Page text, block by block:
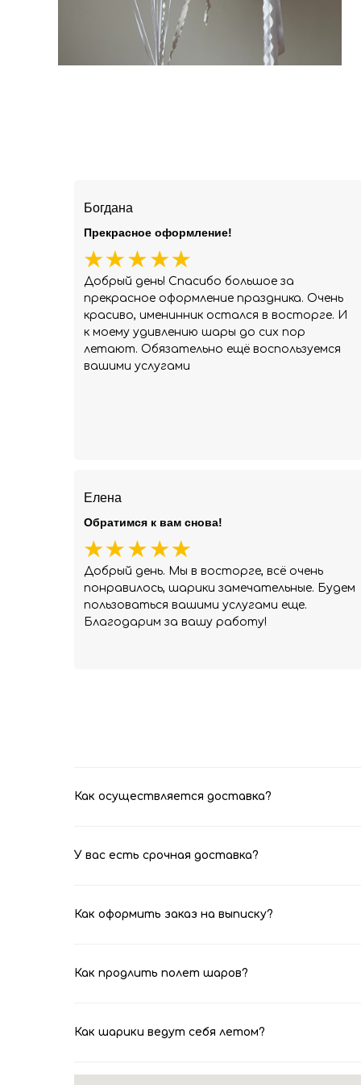
Елена
Добрый день. Мы в восторге, всё очень
понравилось, шарики замечательные. Будем
пользоваться вашими услугами еще.
Благодарим за вашу работу!
Обратимся к вам снова!
Богдана
Добрый день! Спасибо большое за
прекрасное оформление праздника. Очень
красиво, именинник остался в восторге. И
к моему удивлению шары до сих пор
летают. Обязательно ещё воспользуемся
вашими услугами
Прекрасное оформление!
Как осуществляется доставка?
У вас есть срочная доставка?
Как оформить заказ на выписку?
Как продлить полет шаров?
Как шарики ведут себя летом?